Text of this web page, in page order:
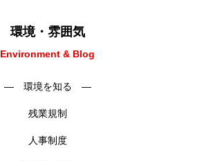
環境・雰囲気
Environment & Blog
― 環境を知る ―
残業規制
人事制度